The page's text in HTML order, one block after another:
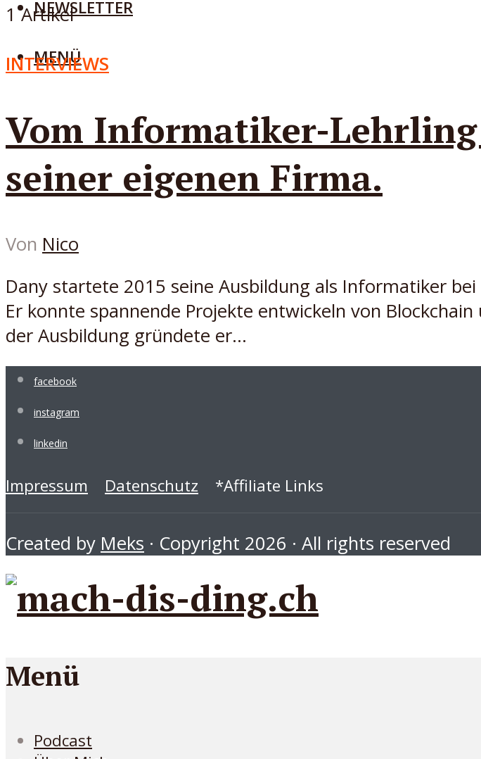
NEWSLETTER
MENÜ
1 Artikel
INTERVIEWS
Vom Informatiker-
seiner eigenen Firma.
Von Nico
Dany startete 2015 seine Ausbildung als Informatiker
Er konnte spannende Projekte entwickeln von
der Ausbildung gründete er...
facebook
instagram
linkedin
Impressum Datenschutz *Affiliate Links
Created by Meks · Copyright 2026 · All rights reserved
Menü
Podcast